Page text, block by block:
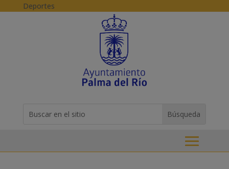
Skip to content
Deportes
for...